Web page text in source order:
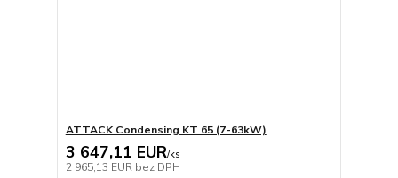
ATTACK Condensing KT 65 (7-63kW)
3 647,11 EUR/ks
2 965,13 EUR bez DPH